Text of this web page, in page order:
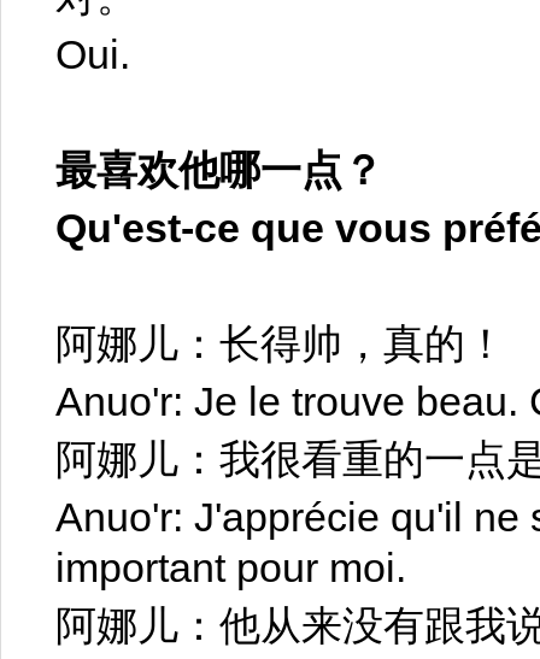
Oui.
最喜欢他哪一点？
Qu'est-ce que vous
阿娜儿：长得帅，真的！
Anuo'r: Je le trouve beau.
阿娜儿：我很看重的一点
Anuo'r: J'apprécie qu'il ne
important pour moi.
阿娜儿：他从来没有跟我